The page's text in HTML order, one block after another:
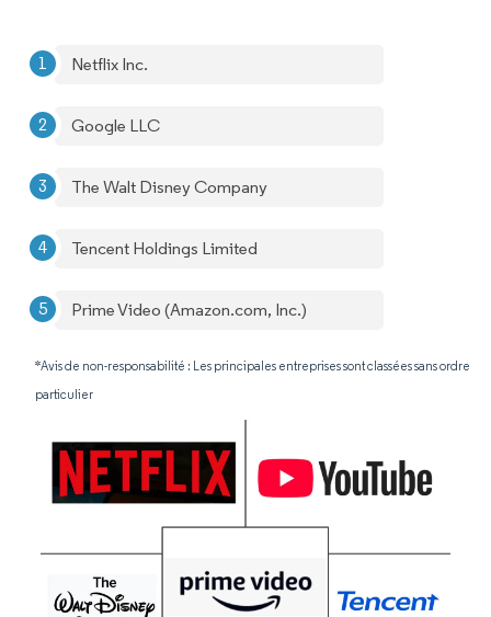
Netflix Inc.
Google LLC
The Walt Disney Company
Tencent Holdings Limited
Prime Video (Amazon.com, Inc.)
*Avis de non-responsabilité : Les principales entreprises sont classées sans ordre
particulier